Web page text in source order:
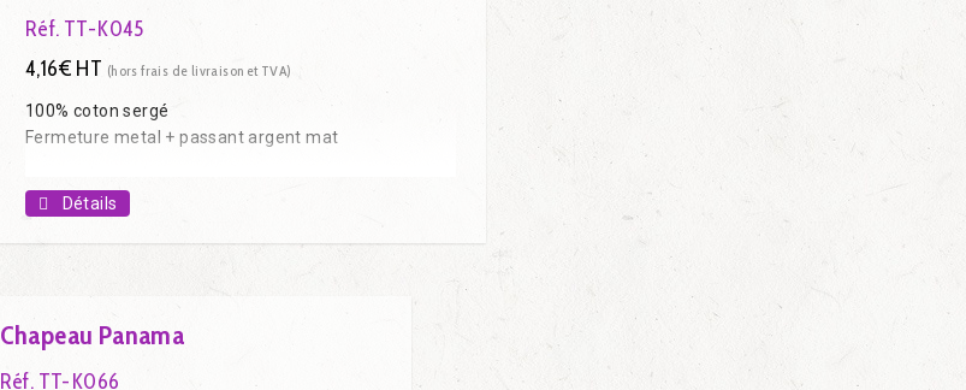
Réf. TT-K045
4,16€ HT (hors frais de livraison et TVA)
100% coton sergé
Fermeture metal + passant argent mat
Détails
Chapeau Panama
Réf. TT-K066